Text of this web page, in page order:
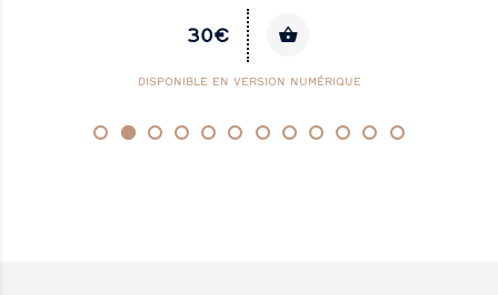
30€
DISPONIBLE EN VERSION NUMÉRIQUE